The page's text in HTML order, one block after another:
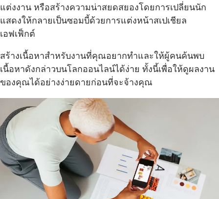
แต่งงาน หรือสร้างความน่าสยดสยองโดยการเปลี่ยนนัก
แสดงให้กลายเป็นซอมบี้ด้วยการแต่งหน้าสเปเชียล
เอฟเฟ็กต์
สร้างเนื้อหาสำหรับงานที่คุณอยากทำและให้ผู้คนค้นพบ
เนื้อหาดังกล่าวบนโลกออนไลน์ได้ง่าย ทั้งนี้เพื่อให้ดูผลงาน
ของคุณได้อย่างง่ายดายก่อนที่จะจ้างคุณ